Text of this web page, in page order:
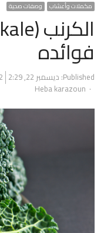
مكملات وأعشاب وصفات صحية
فوائده
Published: ديسمبر 22, 2022 2:29 م
Author
Heba karazoun